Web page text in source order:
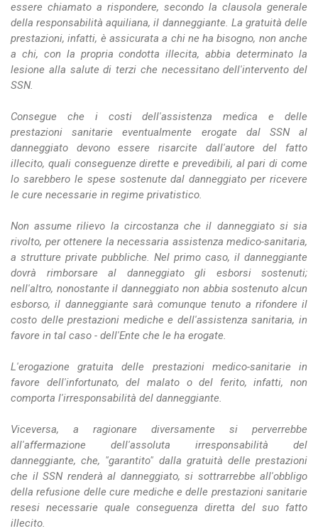
essere chiamato a rispondere, secondo la clausola generale
della responsabilità aquiliana, il danneggiante. La gratuità delle
prestazioni, infatti, è assicurata a chi ne ha bisogno, non anche
a chi, con la propria condotta illecita, abbia determinato la
lesione alla salute di terzi che necessitano dell'intervento del
SSN.
Consegue che i costi dell'assistenza medica e delle
prestazioni sanitarie eventualmente erogate dal SSN al
danneggiato devono essere risarcite dall'autore del fatto
illecito, quali conseguenze dirette e prevedibili, al pari di come
lo sarebbero le spese sostenute dal danneggiato per ricevere
le cure necessarie in regime privatistico.
Non assume rilievo la circostanza che il danneggiato si sia
rivolto, per ottenere la necessaria assistenza medico-sanitaria,
a strutture private pubbliche. Nel primo caso, il danneggiante
dovrà rimborsare al danneggiato gli esborsi sostenuti;
nell'altro, nonostante il danneggiato non abbia sostenuto alcun
esborso, il danneggiante sarà comunque tenuto a rifondere il
costo delle prestazioni mediche e dell'assistenza sanitaria, in
favore in tal caso - dell'Ente che le ha erogate.
L'erogazione gratuita delle prestazioni medico-sanitarie in
favore dell'infortunato, del malato o del ferito, infatti, non
comporta l'irresponsabilità del danneggiante.
Viceversa, a ragionare diversamente si perverrebbe
all'affermazione dell'assoluta irresponsabilità del
danneggiante, che, "garantito" dalla gratuità delle prestazioni
che il SSN renderà al danneggiato, si sottrarrebbe all'obbligo
della refusione delle cure mediche e delle prestazioni sanitarie
resesi necessarie quale conseguenza diretta del suo fatto
illecito.